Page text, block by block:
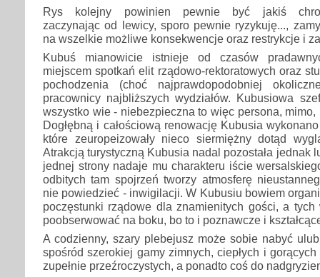
Rys kolejny powinien pewnie być jakiś
zaczynając od lewicy, sporo pewnie ryzykuję...,
na wszelkie możliwe konsekwencje oraz restrykcje i
Kubuś mianowicie istnieje od czasów
miejscem spotkań elit rządowo-rektoratowych oraz
pochodzenia (choć najprawdopodobniej
pracownicy najbliższych wydziałów. Kubusiowa
wszystko wie - niebezpieczna to więc persona,
Dogłębną i całościową renowację Kubusia
które zeuropeizowały nieco siermiężny dotąd
Atrakcją turystyczną Kubusia nadal pozostała jednak
jednej strony nadaje mu charakteru iście
odbitych tam spojrzeń tworzy atmosferę
nie powiedzieć - inwigilacji. W Kubusiu bowiem
poczęstunki rządowe dla znamienitych gości, a tych
poobserwować na boku, bo to i poznawcze i
A codzienny, szary plebejusz może sobie nabyć
spośród szerokiej gamy zimnych, ciepłych i
zupełnie przeźroczystych, a ponadto coś do